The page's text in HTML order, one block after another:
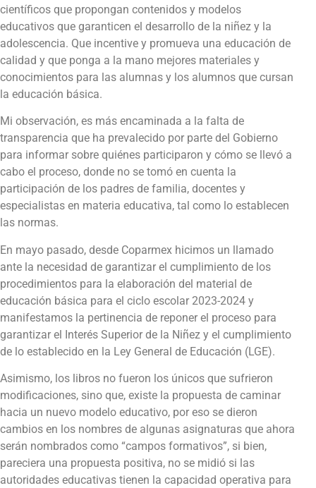
científicos que propongan contenidos y modelos
educativos que garanticen el desarrollo de la niñez y la
adolescencia. Que incentive y promueva una educación de
calidad y que ponga a la mano mejores materiales y
conocimientos para las alumnas y los alumnos que cursan
la educación básica.
Mi observación, es más encaminada a la falta de
transparencia que ha prevalecido por parte del Gobierno
para informar sobre quiénes participaron y cómo se llevó a
cabo el proceso, donde no se tomó en cuenta la
participación de los padres de familia, docentes y
especialistas en materia educativa, tal como lo establecen
las normas.
En mayo pasado, desde Coparmex hicimos un llamado
ante la necesidad de garantizar el cumplimiento de los
procedimientos para la elaboración del material de
educación básica para el ciclo escolar 2023-2024 y
manifestamos la pertinencia de reponer el proceso para
garantizar el Interés Superior de la Niñez y el cumplimiento
de lo establecido en la Ley General de Educación (LGE).
Asimismo, los libros no fueron los únicos que sufrieron
modificaciones, sino que, existe la propuesta de caminar
hacia un nuevo modelo educativo, por eso se dieron
cambios en los nombres de algunas asignaturas que ahora
serán nombrados como “campos formativos”, si bien,
pareciera una propuesta positiva, no se midió si las
autoridades educativas tienen la capacidad operativa para